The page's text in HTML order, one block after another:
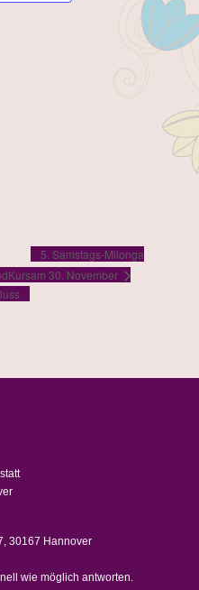
5. Samstags-Milonga
am 30. November
30167 Hannover
wie möglich antworten.